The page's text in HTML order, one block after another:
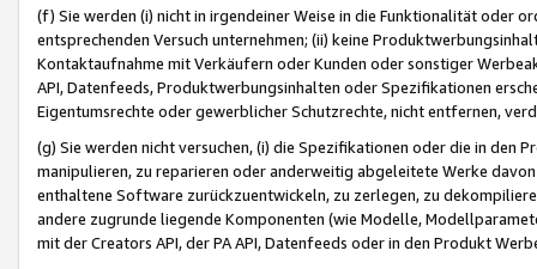
(f) Sie werden (i) nicht in irgendeiner Weise in die Funktionalität oder
entsprechenden Versuch unternehmen; (ii) keine
Kontaktaufnahme mit Verkäufern oder Kunden oder sonstiger
API, Datenfeeds, Produktwerbungsinhalten oder Spezifikationen
Eigentumsrechte oder gewerblicher Schutzrechte, nicht entfernen,
(g) Sie werden nicht versuchen, (i) die Spezifikationen oder die in
manipulieren, zu reparieren oder anderweitig abgeleitete Werke
enthaltene Software zurückzuentwickeln, zu zerlegen, zu
andere zugrunde liegende Komponenten (wie Modelle,
mit der Creators API, der PA API, Datenfeeds oder in den Produkt